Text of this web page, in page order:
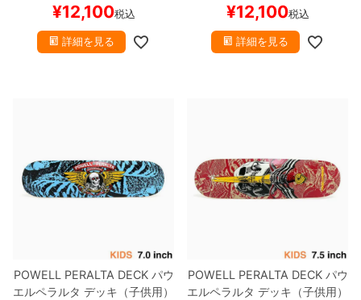
¥12,100税込
詳細を見る
ー
¥12,100税込
詳細を見る
POWELL PERALTA DECKパウ
エルペラルタ デッキ（子供用）
POWELL PERALTA DECKパウ
エルペラルタ デッキ（子供用）